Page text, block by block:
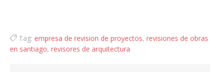
Tag: empresa de revision de proyectos, revisiones de obras
en santiago, revisores de arquitectura